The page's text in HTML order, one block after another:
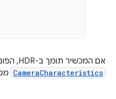
אם המכשיר תומך ב-HDR, הפונקציה
CameraCharacteristics